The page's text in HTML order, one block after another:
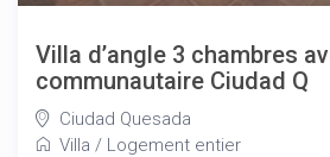
Villa d’angle 3 chambres
communautaire Ciudad Q
Ciudad Quesada
Villa / Logement entier